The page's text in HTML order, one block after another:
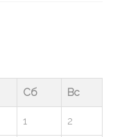
Сб Вс
1 2